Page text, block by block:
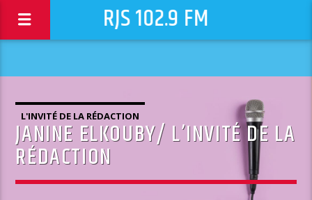
RJS 102.9 FM
L'INVITÉ DE LA RÉDACTION
JANINE ELKOUBY/ L’INVITÉ DE LA
RÉDACTION